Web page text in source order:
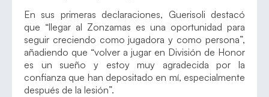
En sus primeras declaraciones, Guerisoli destacó
que “llegar al Zonzamas es una oportunidad para
seguir creciendo como jugadora y como persona”,
añadiendo que “volver a jugar en División de Honor
es un sueño y estoy muy agradecida por la
confianza que han depositado en mí, especialmente
después de la lesión”.